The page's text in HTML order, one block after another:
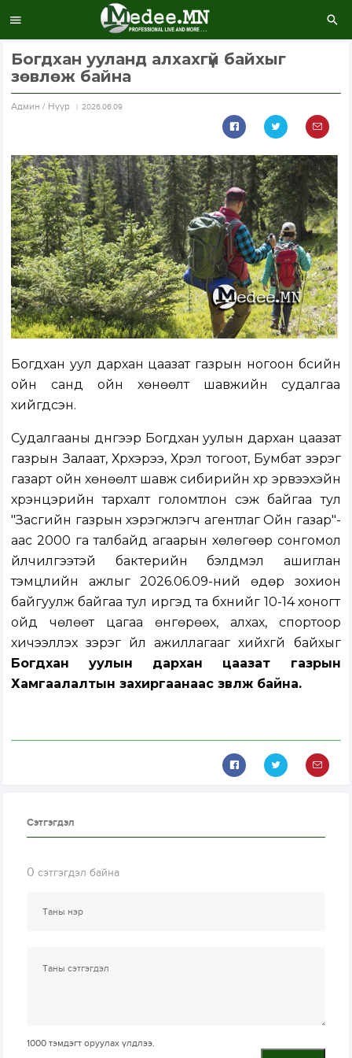
Богдхан ууланд алхахгүй байхыг
зөвлөж байна
Aдмин / Нүүр 2026.06.09
Богдхан уул дархан цаазат газрын ногоон бүсийн
ойн санд ойн хөнөөлт шавжийн судалгаа
хийгдсэн.
Судалгааны дүнгээр Богдхан уулын дархан цаазат
газрын Залаат, Хүрхэрээ, Хүрэл тогоот, Бумбат зэрэг
газарт ойн хөнөөлт шавж сибирийн хүр эрвээхэйн
хүрэнцэрийн тархалт голомтлон үүсэж байгаа тул
"Засгийн газрын хэрэгжүүлэгч агентлаг Ойн газар"-
аас 2000 га талбайд агаарын хөлөгөөр сонгомол
үйлчилгээтэй бактерийн бэлдмэл ашиглан
тэмцлийн ажлыг 2026.06.09-ний өдөр зохион
байгуулж байгаа тул иргэд та бүхнийг 10-14 хоногт
ойд чөлөөт цагаа өнгөрөөх, алхах, спортоор
хичээллэх зэрэг үйл ажиллагааг хийхгүй байхыг
Богдхан уулын дархан цаазат газрын
Хамгаалалтын захиргаанаас зөвлөж байна.
Сэтгэгдэл
0 сэтгэгдэл байна
1000 тэмдэгт оруулах үлдлээ.